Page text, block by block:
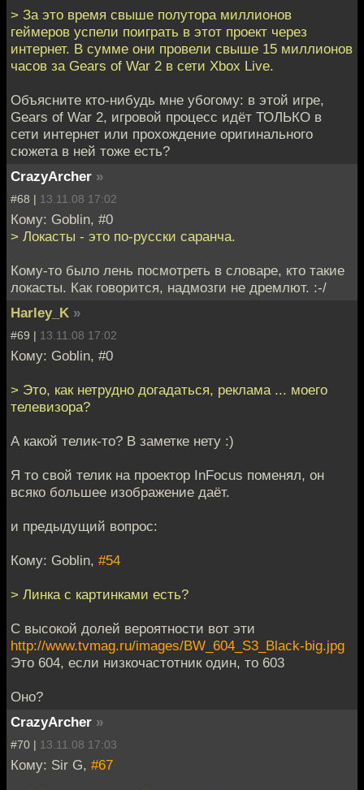
> За это время свыше полутора миллионов
геймеров успели поиграть в этот проект через
интернет. В сумме они провели свыше 15 миллионов
часов за Gears of War 2 в сети Xbox Live.
Объясните кто-нибудь мне убогому: в этой игре,
Gears of War 2, игровой процесс идёт ТОЛЬКО в
сети интернет или прохождение оригинального
сюжета в ней тоже есть?
CrazyArcher »
#68 | 13.11.08 17:02
Кому: Goblin, #0
> Локасты - это по-русски саранча.
Кому-то было лень посмотреть в словаре, кто такие
локасты. Как говорится, надмозги не дремлют. :-/
Harley_K »
#69 | 13.11.08 17:02
Кому: Goblin, #0
> Это, как нетрудно догадаться, реклама ... моего
телевизора?
А какой телик-то? В заметке нету :)
Я то свой телик на проектор InFocus поменял, он
всяко большее изображение даёт.
и предыдущий вопрос:
Кому: Goblin, #54
> Линка с картинками есть?
С высокой долей вероятности вот эти
http://www.tvmag.ru/images/BW_604_S3_Black-big.jpg
Это 604, если низкочастотник один, то 603
Оно?
CrazyArcher »
#70 | 13.11.08 17:03
Кому: Sir G, #67